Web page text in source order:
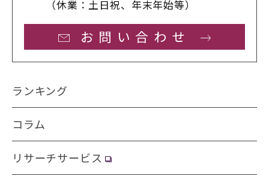
（休業：土日祝、年末年始等）
お問い合わせ
ランキング
コラム
リサーチサービス